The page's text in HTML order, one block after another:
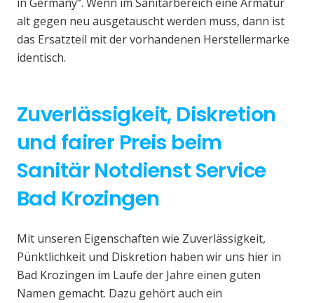
alt gegen neu ausgetauscht werden muss, dann ist
das Ersatzteil mit der vorhandenen Herstellermarke
identisch.
Zuverlässigkeit, Diskretion
und fairer Preis beim
Sanitär Notdienst Service
Bad Krozingen
Mit unseren Eigenschaften wie Zuverlässigkeit,
Pünktlichkeit und Diskretion haben wir uns hier in
Bad Krozingen im Laufe der Jahre einen guten
Namen gemacht. Dazu gehört auch ein